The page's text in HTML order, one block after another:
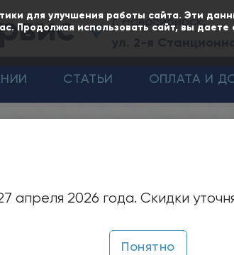
для улучшения работы сайта. Эти
Продолжая использовать сайт, вы
г. Новосибирск,
СТАТЬИ ОПЛАТА И
апреля 2026 года. Скидки
Понятно